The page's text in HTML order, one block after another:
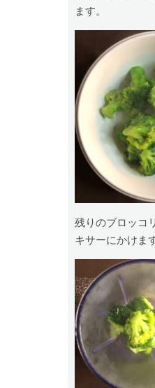
ます。
残りのブロッコ
キサーにかけま